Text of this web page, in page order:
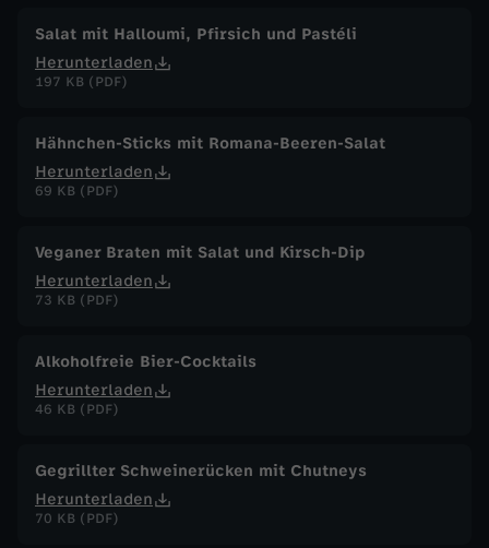
Salat mit Halloumi, Pfirsich und Pastéli
Herunterladen
197 KB (PDF)
Hähnchen-Sticks mit Romana-Beeren-Salat
Herunterladen
69 KB (PDF)
Veganer Braten mit Salat und Kirsch-Dip
Herunterladen
73 KB (PDF)
Alkoholfreie Bier-Cocktails
Herunterladen
46 KB (PDF)
Gegrillter Schweinerücken mit Chutneys
Herunterladen
70 KB (PDF)